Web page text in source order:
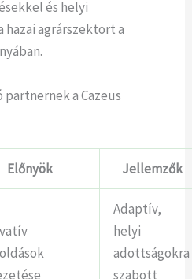
és helyi
agrárszektort a
a Cazeus
Előnyök Jellemzők
Adaptív,
helyi
adottságokra
szabott